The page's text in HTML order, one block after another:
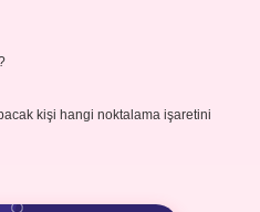
kişi hangi noktalama işaretini